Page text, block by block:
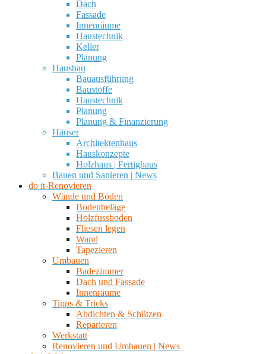
Dach
Fassade
Innenräume
Haustechnik
Keller
Planung
Hausbau
Bauausführung
Baustoffe
Haustechnik
Planung
Planung & Finanzierung
Häuser
Architektenhaus
Hauskonzepte
Holzhaus | Fertighaus
Bauen und Sanieren | News
do it-Renovieren
Wände und Böden
Bodenbeläge
Holzfussboden
Fliesen legen
Wand
Tapezieren
Umbauen
Badezimmer
Dach und Fassade
Innenräume
Tipps & Tricks
Abdichten & Schützen
Reparieren
Werkstatt
Renovieren und Umbauen | News